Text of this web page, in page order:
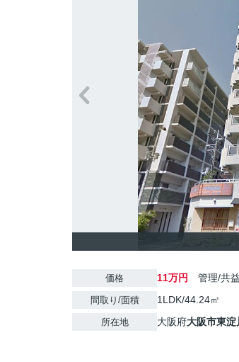
価格 11万円 管理/共
間取り/面積 1LDK/44.24㎡
所在地 大阪府大阪市東淀